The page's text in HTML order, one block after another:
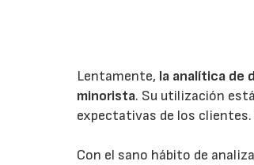
Lentamente, la analítica de
minorista. Su utilización
expectativas de los
Con el sano hábito de